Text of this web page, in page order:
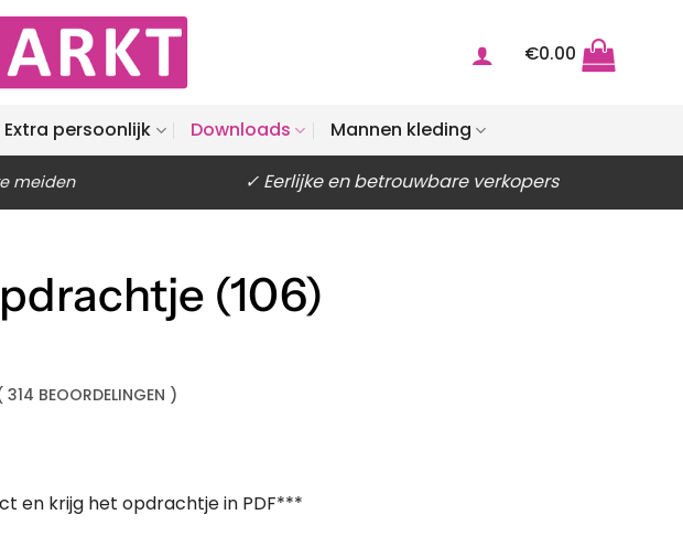
€0.00
Extra persoonlijk Downloads Mannen kleding
meiden ✓ Eerlijke en betrouwbare verkopers
(106)
314 BEOORDELINGEN )
en krijg het opdrachtje in PDF***